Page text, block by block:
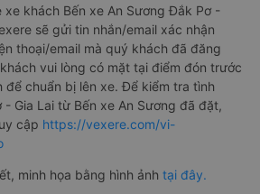
xe khách Bến xe An Sương Đắk Pơ -
sẽ gửi tin nhắn/email xác nhận
thoại/email mà quý khách đã đăng
vui lòng có mặt tại điểm đón trước
để chuẩn bị lên xe. Để kiểm tra tình
Gia Lai từ Bến xe An Sương đã đặt,
cập https://vexere.com/vi-
minh họa bằng hình ảnh tại đây.